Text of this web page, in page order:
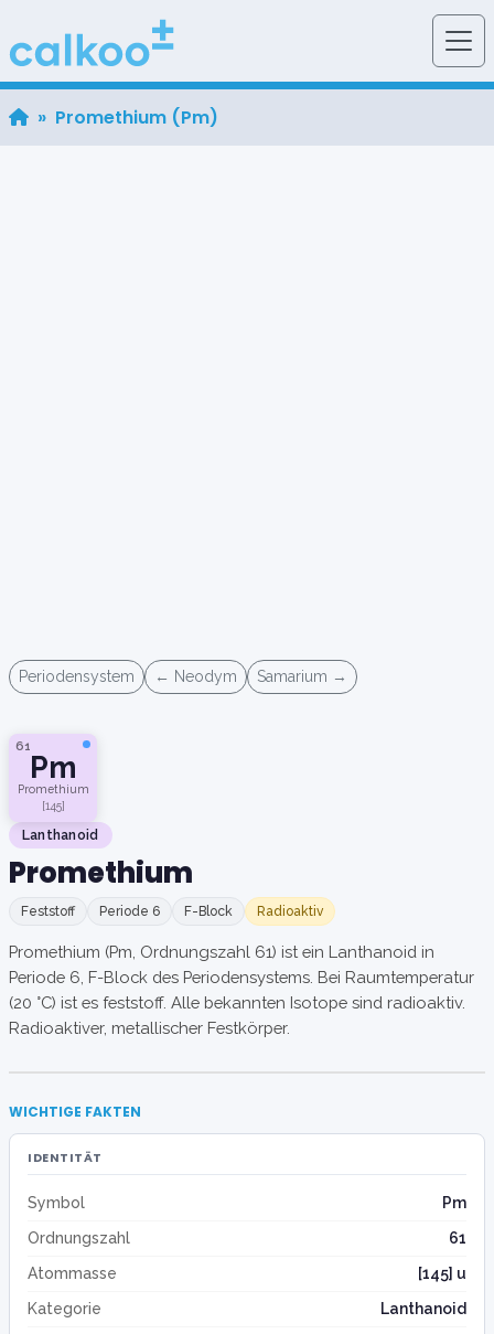
» Promethium (Pm)
Periodensystem ← Neodym Samarium →
61
Pm
Promethium
[145]
Lanthanoid
Promethium
Feststoff Periode 6 F-Block Radioaktiv
Promethium (Pm, Ordnungszahl 61) ist ein Lanthanoid in
Periode 6, F-Block des Periodensystems. Bei Raumtemperatur
(20 °C) ist es feststoff. Alle bekannten Isotope sind radioaktiv.
Radioaktiver, metallischer Festkörper.
WICHTIGE FAKTEN
IDENTITÄT
Symbol
Pm
Ordnungszahl
61
Atommasse
[145] u
Kategorie
Lanthanoid